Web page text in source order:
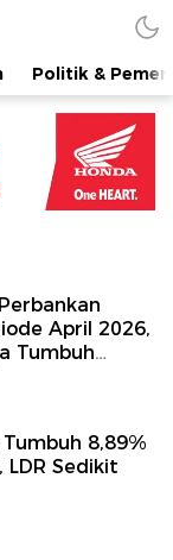
Politik &
April 2026,
Tumbuh
8,89%
LDR Sedikit